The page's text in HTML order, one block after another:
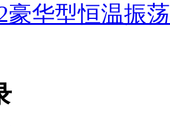
豪华型恒温振